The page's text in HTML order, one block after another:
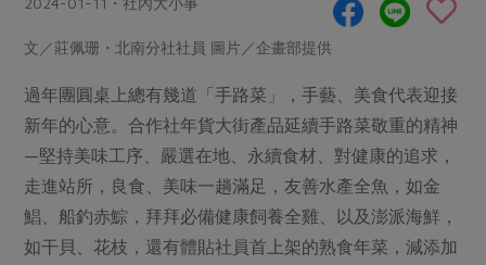
水畜加工品
調理食材・點心
調味醬料/南北貨 烘焙
休閒零嘴 沖泡飲品
保健食品
料理方式
醬料
湯品．鍋物
漬物
涼拌沙拉
合作25-經典快閃最後一週
合作25-精選產品第四彈
更多當季產品
議題活動
主婦聯盟X樂齡網特約優惠案
廚房瑜伽
減硝酸鹽 惜食
非基改運動 支持本土農糧
廢核運動 能源議題
減添加物 減塑減廢
產品檢驗
自主把關
檢驗報告
硝酸鹽檢驗
社員權益
文／莊佩珊・北南分社社員 圖片／企畫部提供
過年團圓桌上總有幾道「手路菜」，手藝、美食代表迎接
新年的心意。合作社年貨大街產品延續手路菜敬重的精神
—堅持美味工序、嚴選在地、永續食材、對健康的追求，
走進站所，良食、美味一趟滿足，友善水產全魚，如金
鯧、船釣赤鯮，拜拜必備健康飼養全雞、以及澎派海鮮，
如干貝、花枝，還有體貼社員首上架的熟食年菜，減添加